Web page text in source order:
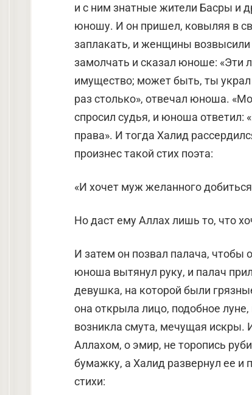
и с ним знатные жители Басры и
юношу. И он пришел, ковыляя в
заплакать, и женщины
замолчать и сказал юноше: «Эти
имущество; может быть, ты
раз столько», отвечал юноша.
спросил судья, и юноша ответил:
права». И тогда Халид
произнес такой стих поэта:
«И хочет муж желанного
Но даст ему Аллах лишь то, что
И затем он позвал палача, чтобы
юноша вытянул руку, и палач
девушка, на которой были
она открыла лицо, подобное
возникла смута, мечущая искры.
Аллахом, о эмир, не торопись
бумажку, а Халид развернул ее и
стихи: